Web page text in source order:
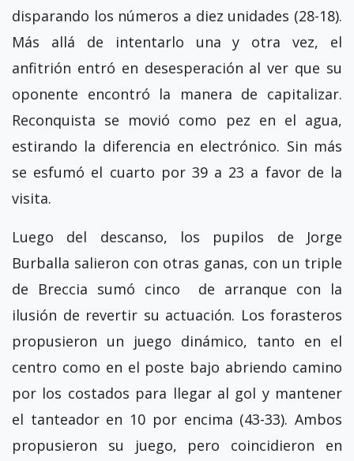
disparando los números a diez unidades (28-18).
Más allá de intentarlo una y otra vez, el
anfitrión entró en desesperación al ver que su
oponente encontró la manera de capitalizar.
Reconquista se movió como pez en el agua,
estirando la diferencia en electrónico. Sin más
se esfumó el cuarto por 39 a 23 a favor de la
visita.
Luego del descanso, los pupilos de Jorge
Burballa salieron con otras ganas, con un triple
de Breccia sumó cinco de arranque con la
ilusión de revertir su actuación. Los forasteros
propusieron un juego dinámico, tanto en el
centro como en el poste bajo abriendo camino
por los costados para llegar al gol y mantener
el tanteador en 10 por encima (43-33). Ambos
propusieron su juego, pero coincidieron en